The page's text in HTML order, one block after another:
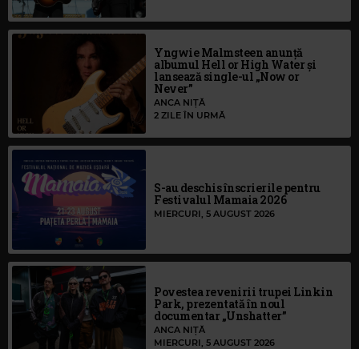
Yngwie Malmsteen anunță
albumul Hell or High Water și
lansează single-ul „Now or
Never”
ANCA NIȚĂ
2 ZILE ÎN URMĂ
S-au deschis înscrierile pentru
Festivalul Mamaia 2026
MIERCURI, 5 AUGUST 2026
Povestea revenirii trupei Linkin
Park, prezentată în noul
documentar „Unshatter”
ANCA NIȚĂ
MIERCURI, 5 AUGUST 2026